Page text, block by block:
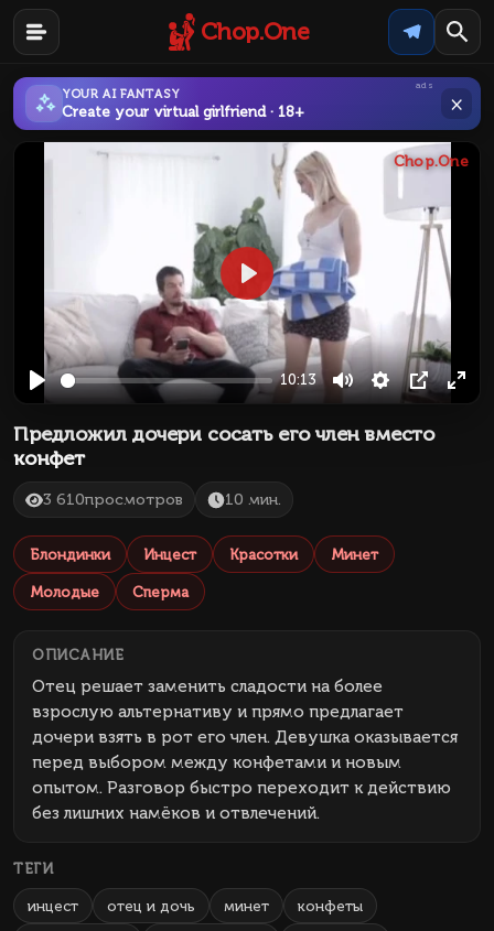
Chop.One
ads
YOUR AI FANTASY
Create your virtual girlfriend · 18+ ×
Play
10:13
MuteSettings
Play
Chop.One
Предложил дочери сосать его член вместо
конфет
3 610просмотров 10 мин.
Блондинки Инцест Красотки Минет
Молодые Сперма
ОПИСАНИЕ
Отец решает заменить сладости на более
взрослую альтернативу и прямо предлагает
дочери взять в рот его член. Девушка оказывается
перед выбором между конфетами и новым
опытом. Разговор быстро переходит к действию
без лишних намёков и отвлечений.
ТЕГИ
инцест отец и дочь минет конфеты